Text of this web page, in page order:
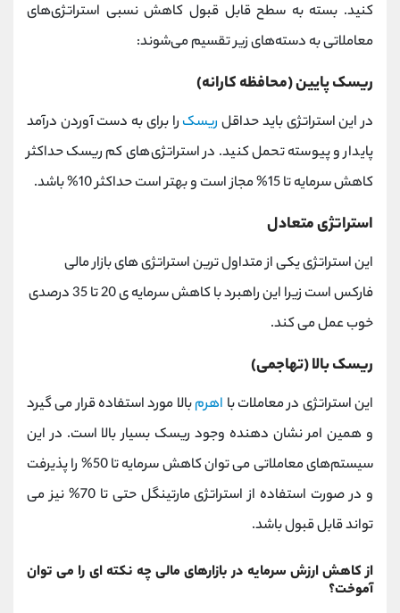
کنید. بسته به سطح قابل قبول کاهش نسبی استراتژی‌های
معاملاتی به دسته‌های زیر تقسیم می‌شوند:
ریسک پایین (محافظه کارانه)
در این استراتژی باید حداقل ریسک را برای به دست آوردن درآمد
پایدار و پیوسته تحمل کنید. در استراتژی‌های کم ریسک حداکثر
کاهش سرمایه تا 15% مجاز است و بهتر است حداکثر 10% باشد.
استراتژی متعادل
این استراتژی یکی از متداول ترین استراتژی های بازار مالی
فارکس است زیرا این راهبرد با کاهش سرمایه ی 20 تا 35 درصدی
خوب عمل می کند.
ریسک بالا (تهاجمی)
این استراتژی در معاملات با اهرمبالا مورد استفاده قرار می گیرد
و همین امر نشان دهنده وجود ریسک بسیار بالا است. در این
سیستم‌های معاملاتی می ‌توان کاهش سرمایه تا 50% را پذیرفت
و در صورت استفاده از استراتژی مارتینگل حتی تا 70% نیز می
تواند قابل قبول باشد.
از کاهش ارزش سرمایه در بازارهای مالی چه نکته ای را می توان
آموخت؟